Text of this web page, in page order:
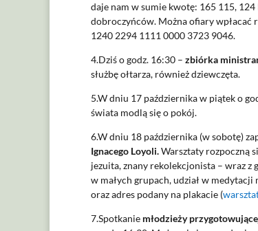
daje nam w sumie kwotę: 165 115,
dobroczyńców. Można ofiary wpłacać
1240 2294 1111 0000 3723 9046.
4.Dziś o godz. 16:30 – zbiórka
służbę ołtarza, również dziewczęta.
5.W dniu 17 października w piątek o
świata modlą się o pokój.
6.W dniu 18 października (w sobotę)
Ignacego Loyoli.Warsztaty rozpoczną
jezuita, znany rekolekcjonista – wraz
w małych grupach, udział w
oraz adres podany na plakacie (
7.Spotkanie młodzieży